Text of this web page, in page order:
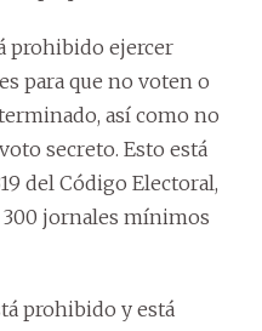
prohibido ejercer
para que no voten o
así como no
secreto. Esto está
del Código Electoral,
300 jornales mínimos
prohibido y está